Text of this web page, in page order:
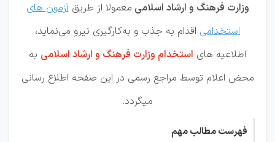
وزارت فرهنگ و ارشاد اسلامی معمولا از طریقآزمون های
استخدامی اقدام به جذب و به‌کارگیری نیرو می‌نماید،
اطلاعیه های استخدام‌ وزارت فرهنگ و ارشاد اسلامی به
محض اعلام توسط مراجع رسمی در این صفحه اطلاع رسانی
میگردد.
فهرست مطالب مهم